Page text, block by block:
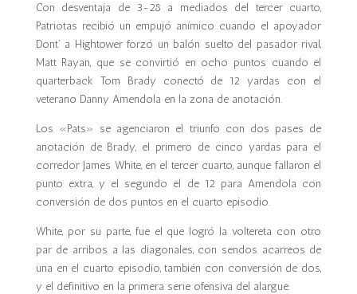
Con desventaja de 3-28 a mediados del tercer cuarto,
Patriotas recibió un empujó anímico cuando el apoyador
Dont’ a Hightower forzó un balón suelto del pasador rival,
Matt Rayan, que se convirtió en ocho puntos cuando el
quarterback Tom Brady conectó de 12 yardas con el
veterano Danny Amendola en la zona de anotación.
Los «Pats» se agenciaron el triunfo con dos pases de
anotación de Brady, el primero de cinco yardas para el
corredor James White, en el tercer cuarto, aunque fallaron el
punto extra, y el segundo el de 12 para Amendola con
conversión de dos puntos en el cuarto episodio.
White, por su parte, fue el que logró la voltereta con otro
par de arribos a las diagonales, con sendos acarreos de
una en el cuarto episodio, también con conversión de dos,
y el definitivo en la primera serie ofensiva del alargue.